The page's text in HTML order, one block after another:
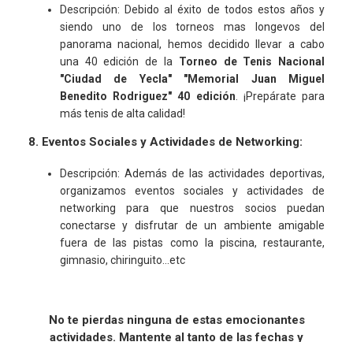
Descripción: Debido al éxito de todos estos años y
siendo uno de los torneos mas longevos del
panorama nacional, hemos decidido llevar a cabo
una 40 edición de la Torneo de Tenis Nacional
"Ciudad de Yecla" "Memorial Juan Miguel
Benedito Rodriguez" 40 edición. ¡Prepárate para
más tenis de alta calidad!
8. Eventos Sociales y Actividades de Networking:
Descripción: Además de las actividades deportivas,
organizamos eventos sociales y actividades de
networking para que nuestros socios puedan
conectarse y disfrutar de un ambiente amigable
fuera de las pistas como la piscina, restaurante,
gimnasio, chiringuito...etc
No te pierdas ninguna de estas emocionantes
actividades. Mantente al tanto de las fechas y